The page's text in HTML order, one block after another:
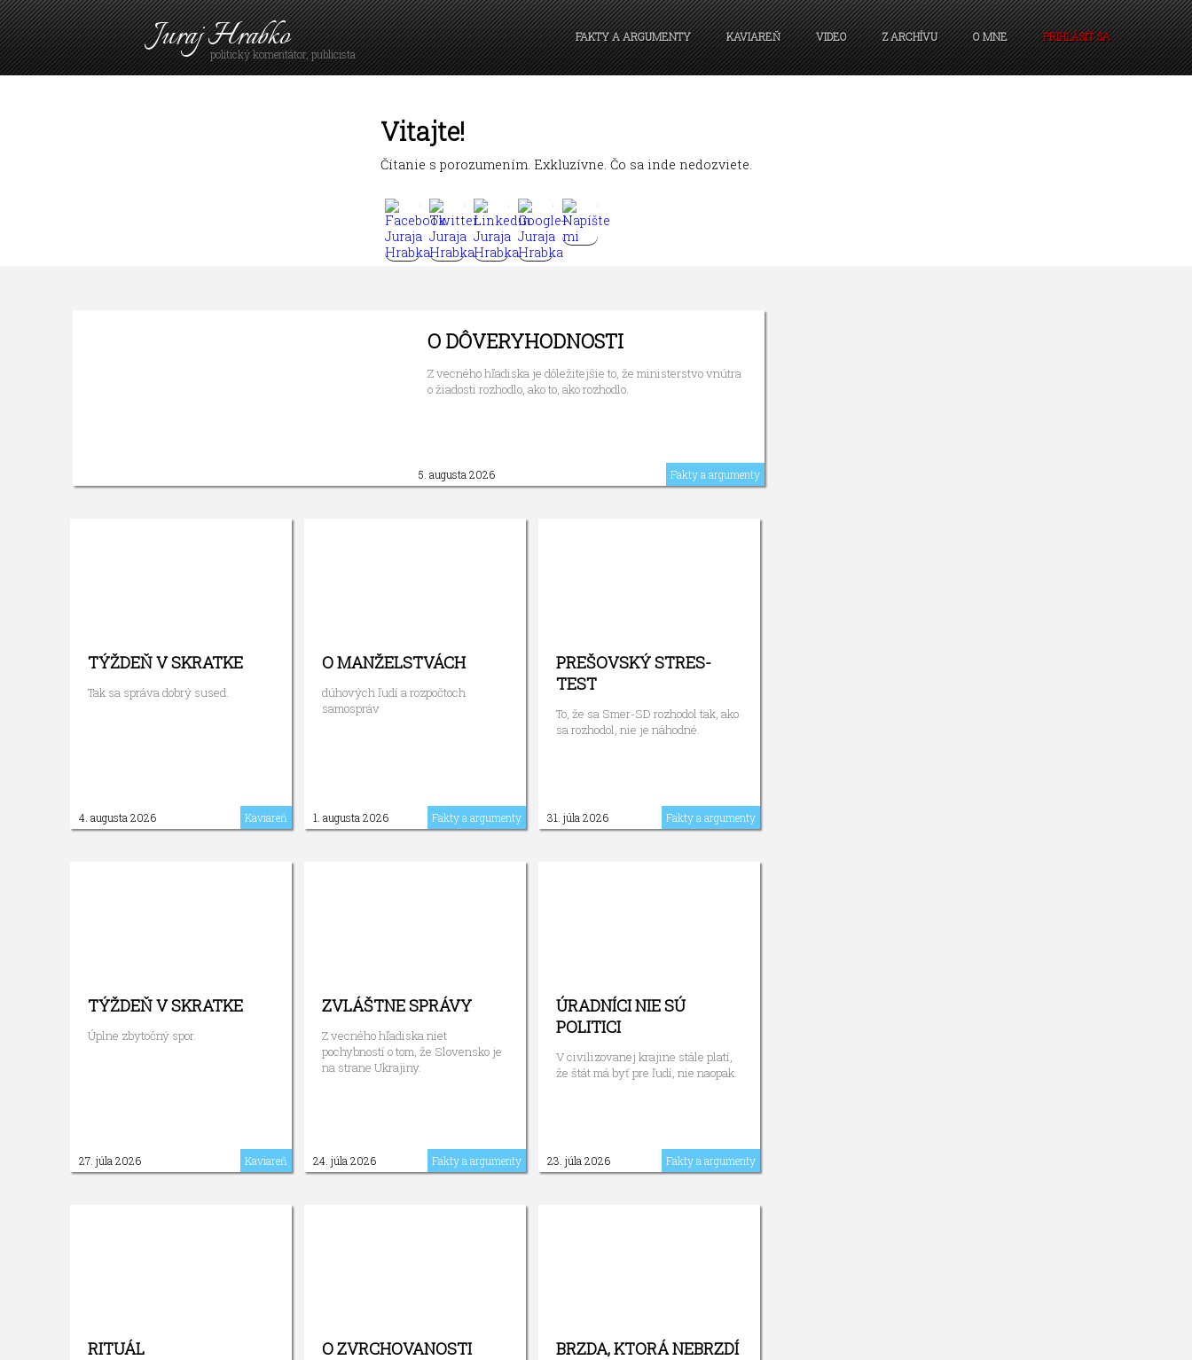
Juraj Hrabko
politický komentátor, publicista
FAKTY A ARGUMENTY KAVIAREŇ VIDEO Z ARCHÍVU O MNE PRIHLÁSIŤ SA
Vitajte!
Čítanie s porozumením. Exkluzívne. Čo sa inde nedozviete.
O DÔVERYHODNOSTI
Z vecného hľadiska je dôležitejšie to, že ministerstvo vnútra
o žiadosti rozhodlo, ako to, ako rozhodlo.
5. augusta 2026 Fakty a argumenty
TÝŽDEŇ V SKRATKE
Tak sa správa dobrý sused.
4. augusta 2026 Kaviareň
O MANŽELSTVÁCH
dúhových ľudí a rozpočtoch
samospráv
1. augusta 2026 Fakty a argumenty
PREŠOVSKÝ STRES-
TEST
To, že sa Smer-SD rozhodol tak, ako
sa rozhodol, nie je náhodné.
31. júla 2026 Fakty a argumenty
TÝŽDEŇ V SKRATKE
Úplne zbytočný spor.
27. júla 2026 Kaviareň
ZVLÁŠTNE SPRÁVY
Z vecného hľadiska niet
pochybností o tom, že Slovensko je
na strane Ukrajiny.
24. júla 2026 Fakty a argumenty
ÚRADNÍCI NIE SÚ
POLITICI
V civilizovanej krajine stále platí,
že štát má byť pre ľudí, nie naopak.
23. júla 2026 Fakty a argumenty
RITUÁL O ZVRCHOVANOSTI BRZDA, KTORÁ NEBRZDÍ